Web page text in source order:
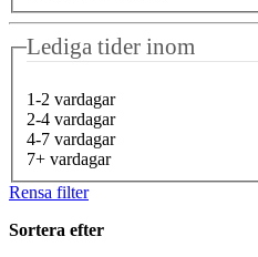
Lediga tider inom
1-2 vardagar
2-4 vardagar
4-7 vardagar
7+ vardagar
Rensa filter
Sortera efter